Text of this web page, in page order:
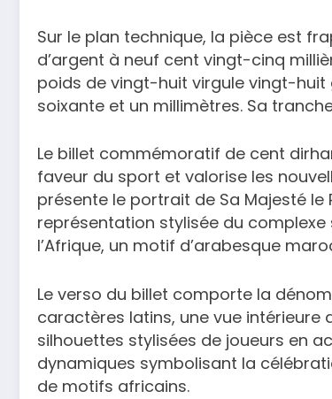
Sur le plan technique, la pièce est
d’argent à neuf cent vingt-cinq
poids de vingt-huit virgule vingt-
soixante et un millimètres. Sa
Le billet commémoratif de cent
faveur du sport et valorise les
présente le portrait de Sa Majesté le
représentation stylisée du
l’Afrique, un motif d’arabesque
Le verso du billet comporte la
caractères latins, une vue intérieure
silhouettes stylisées de joueurs en
dynamiques symbolisant la
de motifs africains.